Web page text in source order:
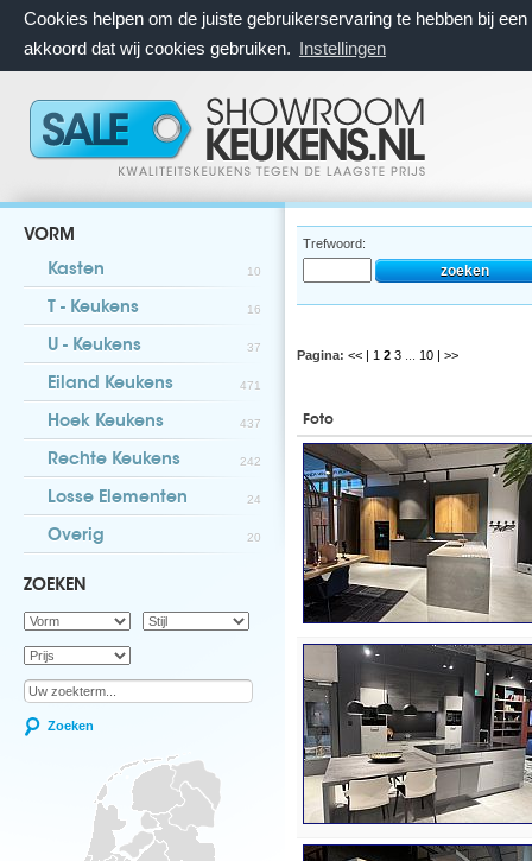
Cookies helpen om de juiste gebruikerservaring te hebben bij
akkoord dat wij cookies gebruiken. Instellingen
VORM
Kasten 10
T - Keukens 16
U - Keukens 37
Eiland Keukens 471
Hoek Keukens 437
Rechte Keukens 242
Losse Elementen 24
Overig 20
ZOEKEN
Zoeken
Trefwoord:
Pagina: << | 1 2 3 10 | >>
Foto